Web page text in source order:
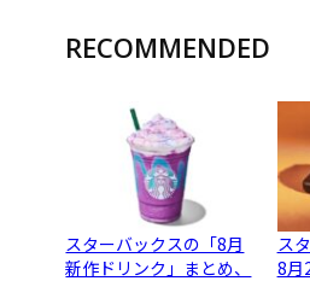
RECOMMENDED
スターバックスの「8月
新作ドリンク」まとめ、
ス
8月